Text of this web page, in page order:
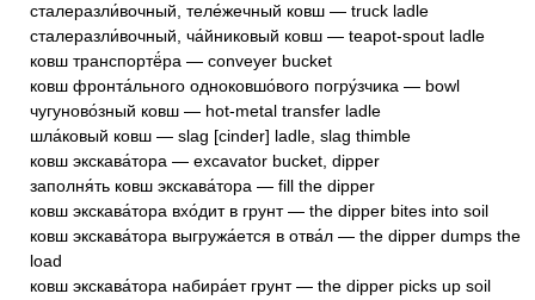
сталеразли́вочный, теле́жечный ковш — truck ladle
сталеразли́вочный, ча́йниковый ковш — teapot-spout ladle
ковш транспортё́ра — conveyer bucket
ковш фронта́льного одноковшо́вого погру́зчика — bowl
чугуново́зный ковш — hot-metal transfer ladle
шла́ковый ковш — slag [cinder] ladle, slag thimble
ковш экскава́тора — excavator bucket, dipper
заполня́ть ковш экскава́тора — fill the dipper
ковш экскава́тора вхо́дит в грунт — the dipper bites into soil
ковш экскава́тора выгружа́ется в отва́л — the dipper dumps the
load
ковш экскава́тора набира́ет грунт — the dipper picks up soil